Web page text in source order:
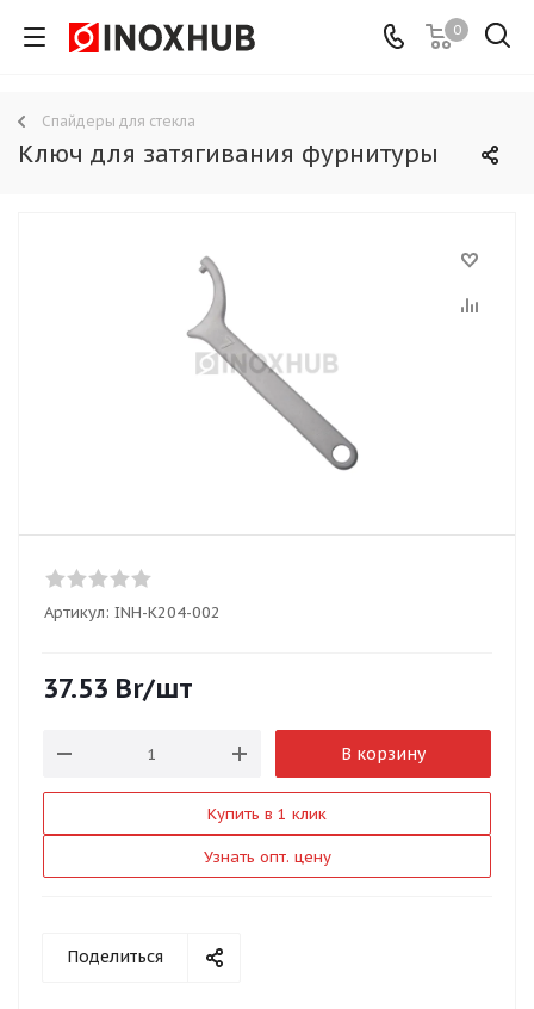
0
Спайдеры для стекла
Ключ для затягивания фурнитуры
Артикул: INH-K204-002
37.53 Br/шт
В корзину
Купить в 1 клик
Узнать опт. цену
Поделиться